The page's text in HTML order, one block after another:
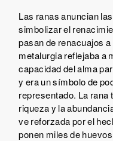
Las ranas anuncian
simbolizar el
pasan de renacuajos
metalurgia reflejaba a
capacidad del alma
y era un símbolo de
representado. La rana
riqueza y la
ve reforzada por el
ponen miles de